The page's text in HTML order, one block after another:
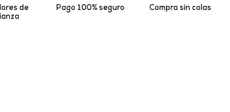
de
Pago 100% seguro Compra sin colas